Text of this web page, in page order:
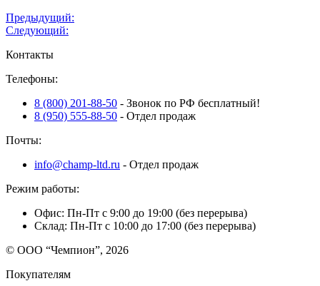
Навигация
по
записям
Предыдущий:
Следующий:
Контакты
Телефоны:
8 (800) 201-88-50 - Звонок по РФ бесплатный!
8 (950) 555-88-50 - Отдел продаж
Почты:
info@champ-ltd.ru - Отдел продаж
Режим работы:
Офис: Пн-Пт с 9:00 до 19:00 (без перерыва)
Склад: Пн-Пт с 10:00 до 17:00 (без перерыва)
© ООО “Чемпион”, 2026
Покупателям